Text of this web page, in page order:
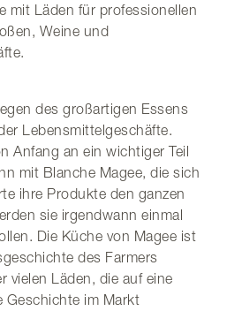
mit Läden für professionellen
Weine und
des großartigen Essens
Lebensmittelgeschäfte.
Anfang an ein wichtiger Teil
mit Blanche Magee, die sich
ihre Produkte den ganzen
sie irgendwann einmal
Die Küche von Magee ist
des Farmers
vielen Läden, die auf eine
Geschichte im Markt